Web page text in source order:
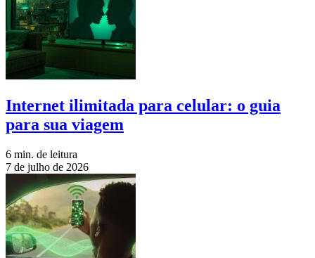
Internet ilimitada para celular: o guia
para sua viagem
6 min. de leitura
7 de julho de 2026